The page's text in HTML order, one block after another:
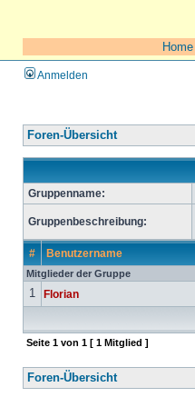
Home
Anmelden
Foren-Übersicht
Gruppenname:
Gruppenbeschreibung:
# Benutzername
Mitglieder der Gruppe
1 Florian
Seite 1 von 1 [ 1 Mitglied ]
Foren-Übersicht